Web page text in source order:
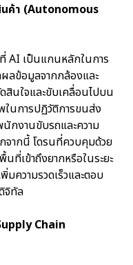
นค้า (Autonomous
AI เป็นแกนหลักในการ
ลข้อมูลจากกล้องและ
สินใจและขับเคลื่อนไปบน
นการปฏิวัติการขนส่ง
กงานขับรถและความ
จากนี้ โดรนที่ควบคุมด้วย
ที่เข้าถึงยากหรือในระยะ
ความรวดเร็วและตอบ
จิทัล
Chain